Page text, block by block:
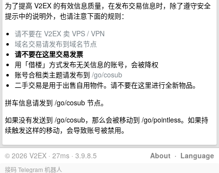
为了提高 V2EX 的有效信息质量，在发布交易信息时，除了遵守安全
提示中的说明外，也请注意下面的规则：
请不要在 V2EX 卖 VPS / VPN
域名交易请发布到域名节点
请不要在这里交易发票
用「借楼」方式发布无关信息的账号，会被降权
账号合租类主题请发布到 /go/cosub
二手交易是用于出售自用物件。请不要在这里进行全新物品。
拼车信息请发到 /go/cosub 节点。
如果没有发送到 /go/cosub，那么会被移动到 /go/pointless。如果持
续触发这样的移动，会导致账号被禁用。
About · Language
© 2026 V2EX · 27ms · 3.9.8.5
接码 Telegram 机器人